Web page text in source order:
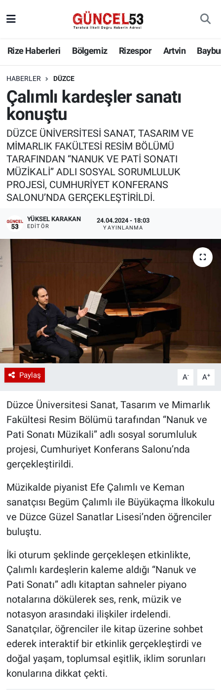
Rize Haberleri Bölgemiz Rizespor Artvin
HABERLER DÜZCE
Çalımlı kardeşler sanatı
konuştu
DÜZCE ÜNİVERSİTESİ SANAT, TASARIM VE
MİMARLIK FAKÜLTESİ RESİM BÖLÜMÜ
TARAFINDAN “NANUK VE PATİ SONATI
MÜZİKALİ” ADLI SOSYAL SORUMLULUK
PROJESİ, CUMHURİYET KONFERANS
SALONU’NDA GERÇEKLEŞTİRİLDİ.
YÜKSEL KARAKAN
EDITÖR
24.04.2024 - 18:03
YAYINLANMA
Paylaş A- A+
Düzce Üniversitesi Sanat, Tasarım ve Mimarlık
Fakültesi Resim Bölümü tarafından “Nanuk ve
Pati Sonatı Müzikali” adlı sosyal sorumluluk
projesi, Cumhuriyet Konferans Salonu’nda
gerçekleştirildi.
Müzikalde piyanist Efe Çalımlı ve Keman
sanatçısı Begüm Çalımlı ile Büyükaçma İlkokulu
ve Düzce Güzel Sanatlar Lisesi’nden öğrenciler
buluştu.
İki oturum şeklinde gerçekleşen etkinlikte,
Çalımlı kardeşlerin kaleme aldığı “Nanuk ve
Pati Sonatı” adlı kitaptan sahneler piyano
notalarına dökülerek ses, renk, müzik ve
notasyon arasındaki ilişkiler irdelendi.
Sanatçılar, öğrenciler ile kitap üzerine sohbet
ederek interaktif bir etkinlik gerçekleştirdi ve
doğal yaşam, toplumsal eşitlik, iklim sorunları
konularına dikkat çekti.